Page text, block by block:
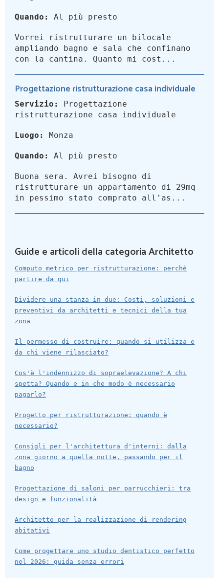
Quando: Al più presto
Vorrei ristrutturare un bilocale
ampliando bagno e sala che confinano
con la cantina. Quanto mi cost...
Progettazione ristrutturazione casa individuale
Servizio:
Progettazione
ristrutturazione casa individuale
Luogo: Monza
Quando: Al più presto
Buona sera. Avrei bisogno di
ristrutturare un appartamento di 29mq
in pessimo stato comprato all'as...
Guide e articoli della categoria Architetto
Computo metrico per ristrutturazione: perchè
partire da qui
Dividere una stanza in due: Costi, soluzioni e
preventivi da architetti e tecnici della tua
zona
Il permesso di costruire: quando si utilizza e
da chi viene rilasciato?
Cos'è l'indennizzo di sopraelevazione? A chi
spetta? Quando e in che modo è necessario
pagarlo?
Progetto per ristrutturazione: quando è
necessario?
Consigli per l'architettura d'interni: dalla
zona giorno a quella notte, passando per il
bagno
Progettazione di saloni per parrucchieri: tra
design e funzionalità
Architetto per la realizzazione di rendering
abitativi
Come progettare uno studio dentistico perfetto
nel 2026: guida senza errori